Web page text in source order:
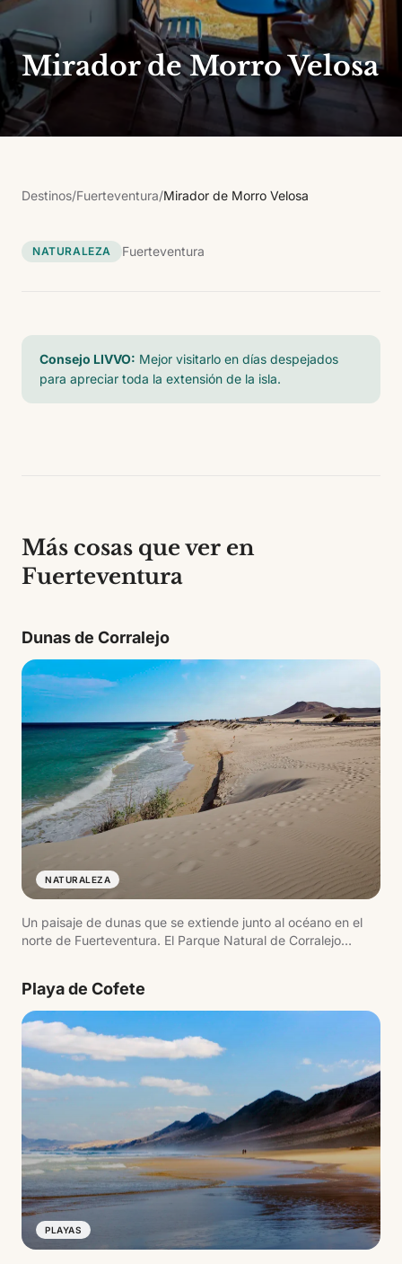
Mirador de Morro Velosa
Destinos/Fuerteventura/Mirador de Morro Velosa
NATURALEZA Fuerteventura
Consejo LIVVO: Mejor visitarlo en días despejados
para apreciar toda la extensión de la isla.
Más cosas que ver en
Fuerteventura
Dunas de Corralejo
NATURALEZA
Un paisaje de dunas que se extiende junto al océano en el
norte de Fuerteventura. El Parque Natural de Corralejo
Lobos.
Playa de Cofete
PLAYAS